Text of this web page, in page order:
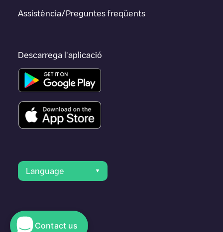
Assistència/Preguntes freqüents
Descarrega l'aplicació
Language
© 2023 Electromaps
Contact us